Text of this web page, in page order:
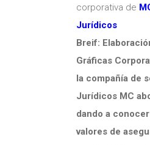
corporativa de
Jurídicos
Breif:
Gráficas
la compañía de
Jurídicos MC
dando a
valores de